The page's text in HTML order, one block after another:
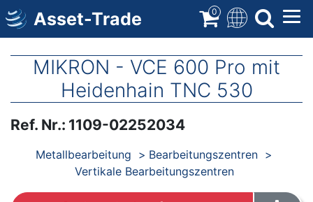
Direkt
zum
Inhalt
Asset-Trade 0
MIKRON - VCE 600 Pro mit
Heidenhain TNC 530
Ref. Nr.: 1109-02252034
ProdukteMetallbearbeitung
Bearbeitungszentren
Vertikale Bearbeitungszentren